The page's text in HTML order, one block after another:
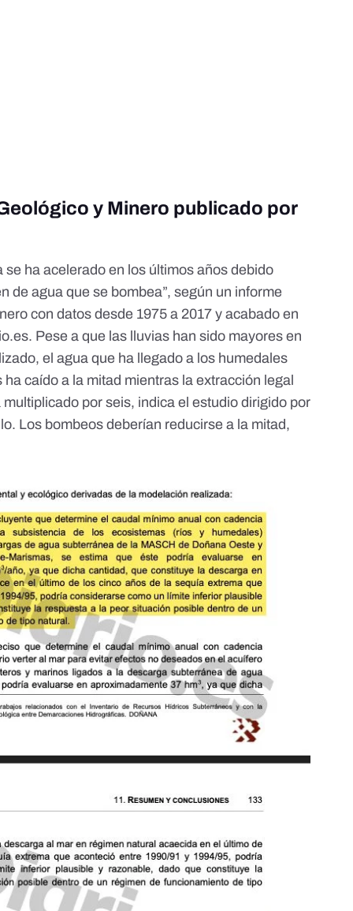
y Minero publicado por
ha acelerado en los últimos años debido
de agua que se bombea”, según un informe
con datos desde 1975 a 2017 y acabado en
. Pese a que las lluvias han sido mayores en
el agua que ha llegado a los humedales
caído a la mitad mientras la extracción legal
por seis, indica el estudio dirigido por
Los bombeos deberían reducirse a la mitad,